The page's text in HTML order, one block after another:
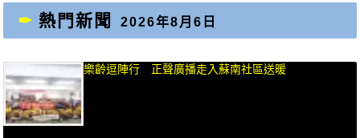
熱門新聞 2026年8月6日
樂齡逗陣行 正聲廣播走入蘇南社區送暖